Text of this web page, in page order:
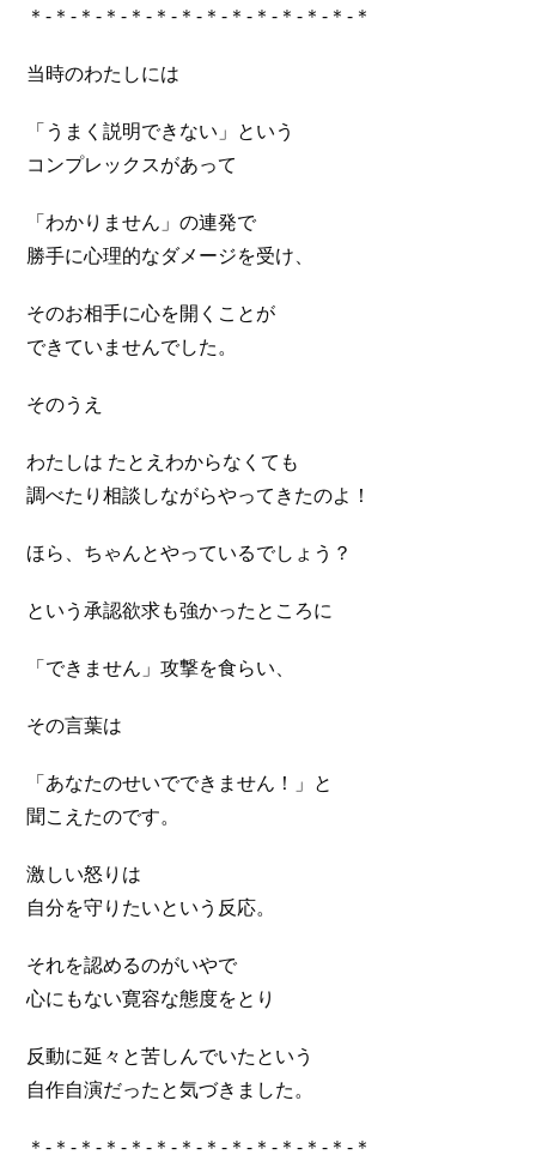
＊-＊-＊-＊-＊-＊-＊-＊-＊-＊-＊-＊-＊-＊
当時のわたしには
「うまく説明できない」という
コンプレックスがあって
「わかりません」の連発で
勝手に心理的なダメージを受け、
そのお相手に心を開くことが
できていませんでした。
そのうえ
わたしは たとえわからなくても
調べたり相談しながらやってきたのよ！
ほら、ちゃんとやっているでしょう？
という承認欲求も強かったところに
「できません」攻撃を食らい、
その言葉は
「あなたのせいでできません！」と
聞こえたのです。
激しい怒りは
自分を守りたいという反応。
それを認めるのがいやで
心にもない寛容な態度をとり
反動に延々と苦しんでいたという
自作自演だったと気づきました。
＊-＊-＊-＊-＊-＊-＊-＊-＊-＊-＊-＊-＊-＊